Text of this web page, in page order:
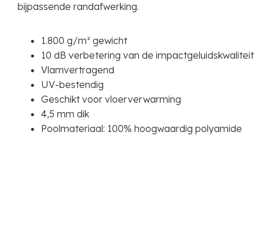
bijpassende randafwerking.
1.800 g/m² gewicht
10 dB verbetering van de impactgeluidskwaliteit
Vlamvertragend
UV-bestendig
Geschikt voor vloerverwarming
4,5 mm dik
Poolmateriaal: 100% hoogwaardig polyamide